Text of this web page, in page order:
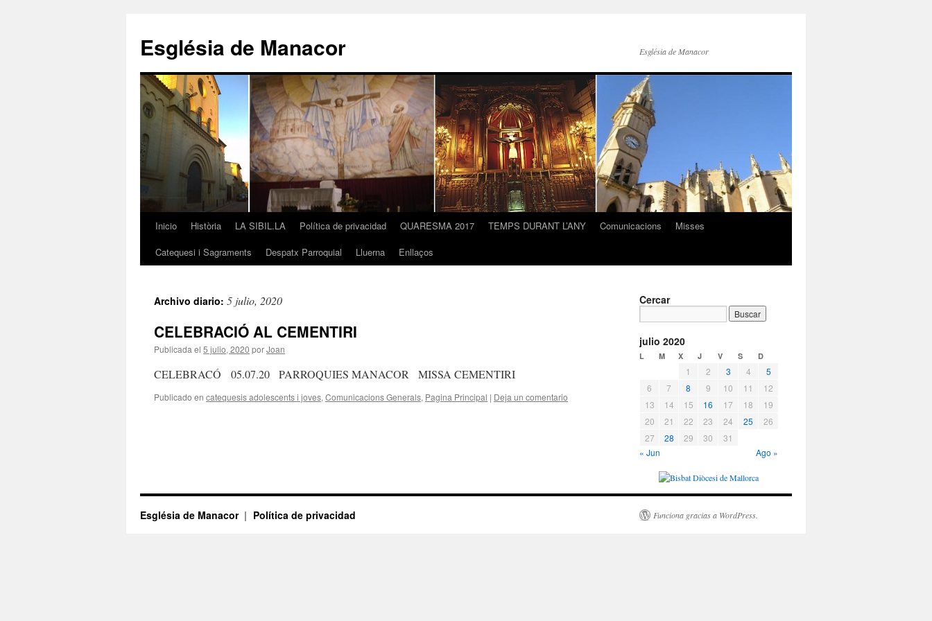
contenido
Església de Manacor Església de Manacor
Inicio Història LA SIBIL.LA Política de privacidad QUARESMA 2017 TEMPS DURANT L’ANY Comunicacions
Misses
Catequesi i Sagraments
Despatx Parroquial Lluerna Enllaços
Archivo diario: 5 julio, 2020
CELEBRACIÓ AL CEMENTIRI
Publicada el 5 julio, 2020 porJoan
CELEBRACÓ 05.07.20 PARROQUIES MANACOR MISSA CEMENTIRI
Publicado en catequesis adolescents i joves, Comunicacions Generals, Pagina Principal | Deja un comentario
Cercar
julio 2020
L M X J V S D
1 2 3 4
5
6
7 8 9 10 11
12
13
14 15 16 17 18
19
20
21 22 23 24 25
26
27
28 29 30
31
« Jun
Ago »
Església de Manacor Política de privacidad Funciona gracias a WordPress.